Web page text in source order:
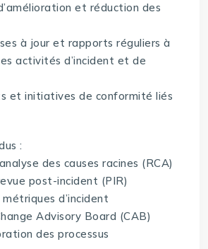
et réduction des
à jour et rapports réguliers à
activités d’incident et de
et initiatives de conformité liés
:
des causes racines (RCA)
post-incident (PIR)
d’incident
Advisory Board (CAB)
des processus